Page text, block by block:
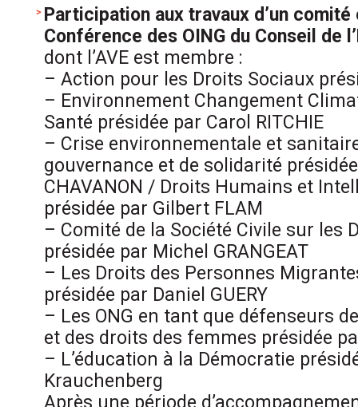
Participation aux travaux d’un
Conférence des OING du Conseil de
dont l’AVE est membre :
– Action pour les Droits Sociaux
– Environnement Changement
Santé présidée par Carol RITCHIE
– Crise environnementale et
gouvernance et de solidarité
CHAVANON / Droits Humains et
présidée par Gilbert FLAM
– Comité de la Société Civile sur les
présidée par Michel GRANGEAT
– Les Droits des Personnes
présidée par Daniel GUERY
– Les ONG en tant que défenseurs
et des droits des femmes présidée
– L’éducation à la Démocratie
Krauchenberg
Après une période